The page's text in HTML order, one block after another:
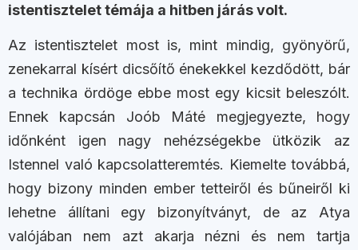
istentisztelet témája a hitben járás volt.
Az istentisztelet most is, mint mindig, gyönyörű,
zenekarral kísért dicsőítő énekekkel kezdődött, bár
a technika ördöge ebbe most egy kicsit beleszólt.
Ennek kapcsán Joób Máté megjegyezte, hogy
időnként igen nagy nehézségekbe ütközik az
Istennel való kapcsolatteremtés. Kiemelte továbbá,
hogy bizony minden ember tetteiről és bűneiről ki
lehetne állítani egy bizonyítványt, de az Atya
valójában nem azt akarja nézni és nem tartja